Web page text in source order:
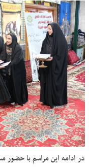
در ادامه این مراسم با حضور